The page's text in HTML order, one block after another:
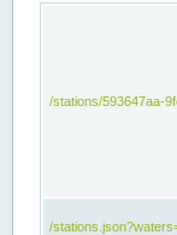
/stations/593647aa-
/